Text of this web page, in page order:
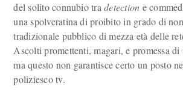
del solito connubio tradetection e
una spolveratina di proibito in grado di
tradizionale pubblico di mezza età delle
Ascolti promettenti, magari, e promessa di
ma questo non garantisce certo un posto
poliziesco tv.